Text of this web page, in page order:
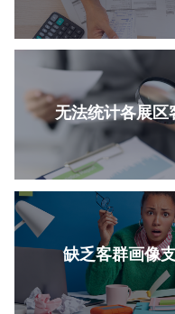
无法统计各展区
缺乏客群画像